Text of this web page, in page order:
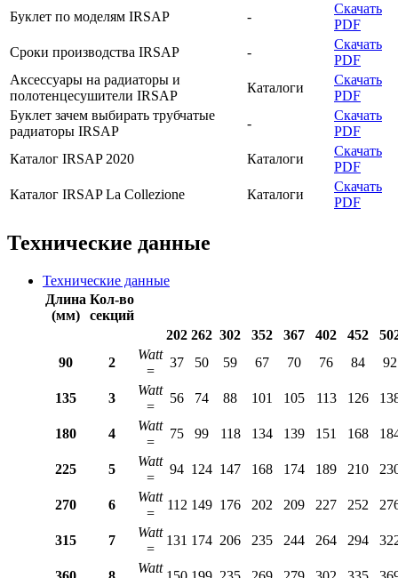
Буклет по моделям IRSAP
-
Скачать
PDF
Cроки производства IRSAP
-
Скачать
PDF
Аксессуары на радиаторы и
полотенцесушители IRSAP
Каталоги
Скачать
PDF
Буклет зачем выбирать трубчатые
радиаторы IRSAP
-
Скачать
PDF
Каталог IRSAP 2020
Каталоги
Скачать
PDF
Каталог IRSAP La Collezione
Каталоги
Скачать
PDF
Технические данные
Технические данные
Длина
(мм)
Кол-во
секций
202 262 302 352 367 402 452
90
2
Watt
=
37 50 59 67 70 76 84 92
135 3
Watt
=
56 74 88 101 105 113 126
180 4
Watt
=
75 99 118 134 139 151 168
225 5
Watt
=
94 124 147 168 174 189 210
270 6
Watt
=
112 149 176 202 209 227 252
315 7
Watt
=
131 174 206 235 244 264 294
Watt